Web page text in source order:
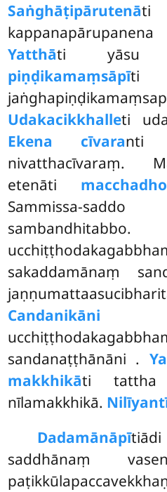
Saṅghāṭipārutenāti
Yatthāti yāsu
piṇḍikamaṃsāpīti
Udakacikkhalleti
Ekena cīvaranti
nivatthacīvaraṃ.
etenāti
Sammissa-
sakaddamānaṃ
Candanikāni
sandanaṭṭhānāni .
makkhikāti tattha
nīlamakkhikā.
Dadamānāpī
saddhānaṃ